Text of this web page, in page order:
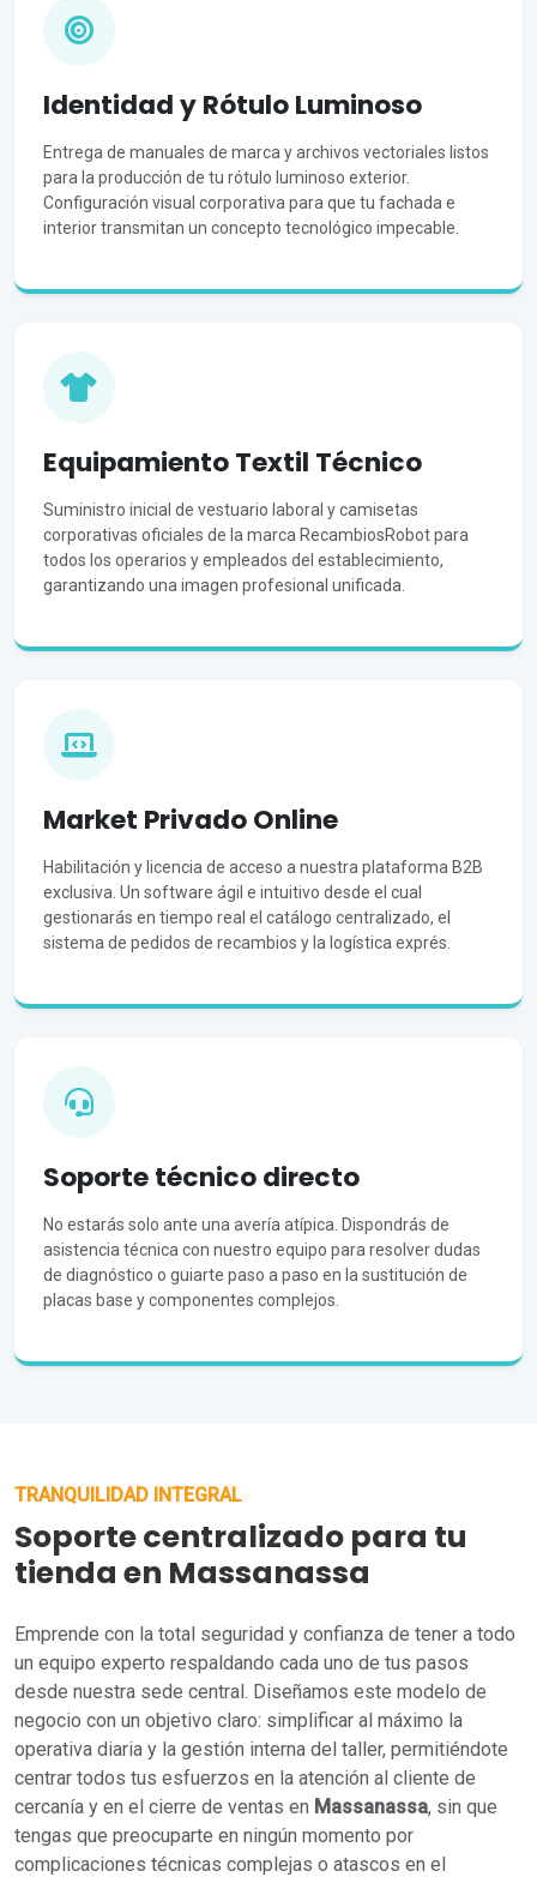
Identidad y Rótulo Luminoso
Entrega de manuales de marca y archivos vectoriales listos
para la producción de tu rótulo luminoso exterior.
Configuración visual corporativa para que tu fachada e
interior transmitan un concepto tecnológico impecable.
Equipamiento Textil Técnico
Suministro inicial de vestuario laboral y camisetas
corporativas oficiales de la marca RecambiosRobot para
todos los operarios y empleados del establecimiento,
garantizando una imagen profesional unificada.
Market Privado Online
Habilitación y licencia de acceso a nuestra plataforma B2B
exclusiva. Un software ágil e intuitivo desde el cual
gestionarás en tiempo real el catálogo centralizado, el
sistema de pedidos de recambios y la logística exprés.
Soporte técnico directo
No estarás solo ante una avería atípica. Dispondrás de
asistencia técnica con nuestro equipo para resolver dudas
de diagnóstico o guiarte paso a paso en la sustitución de
placas base y componentes complejos.
TRANQUILIDAD INTEGRAL
Soporte centralizado para tu
tienda en Massanassa
Emprende con la total seguridad y confianza de tener a todo
un equipo experto respaldando cada uno de tus pasos
desde nuestra sede central. Diseñamos este modelo de
negocio con un objetivo claro: simplificar al máximo la
operativa diaria y la gestión interna del taller, permitiéndote
centrar todos tus esfuerzos en la atención al cliente de
cercanía y en el cierre de ventas en Massanassa, sin que
tengas que preocuparte en ningún momento por
complicaciones técnicas complejas o atascos en el